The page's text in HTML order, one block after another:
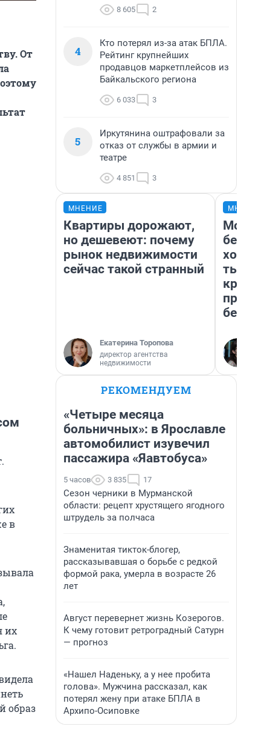
От
в
их
образ
8 605 2
4
Кто потерял из-за атак БПЛА.
Рейтинг крупнейших
продавцов маркетплейсов из
Байкальского региона
6 033 3
5
Иркутянина оштрафовали за
отказ от службы в армии и
театре
4 851 3
МНЕНИЕ
Квартиры дорожают,
но дешевеют: почему
рынок недвижимости
сейчас такой странный
Екатерина Торопова
директор агентства
недвижимости
Мой
РЕКОМЕНДУЕМ
«Четыре месяца
больничных»: в Ярославле
автомобилист изувечил
пассажира «Яавтобуса»
5 часов 3 835 17
Сезон черники в Мурманской
области: рецепт хрустящего ягодного
штрудель за полчаса
Знаменитая тикток-блогер,
рассказывавшая о борьбе с редкой
формой рака, умерла в возрасте 26
лет
Август перевернет жизнь Козерогов.
К чему готовит ретроградный Сатурн
— прогноз
«Нашел Наденьку, а у нее пробита
голова». Мужчина рассказал, как
потерял жену при атаке БПЛА в
Архипо-Осиповке